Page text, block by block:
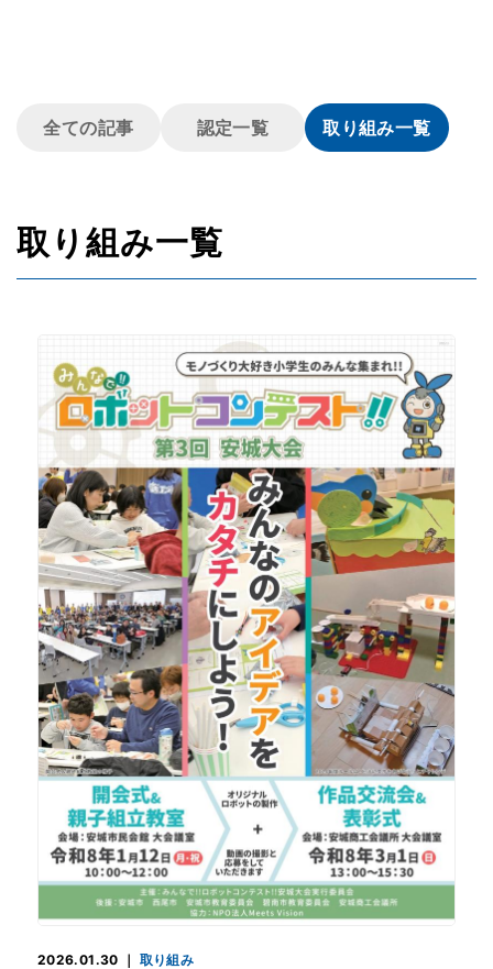
全ての記事 認定一覧 取り組み一覧
取り組み一覧
2026.01.30 ｜ 取り組み